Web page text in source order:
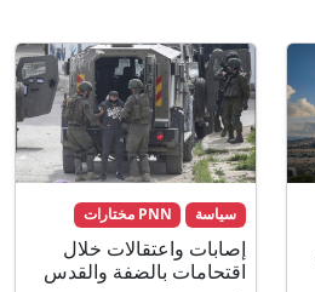
سياسة PNN مختارات
إصابات واعتقالات خلال
اقتحامات بالضفة والقدس